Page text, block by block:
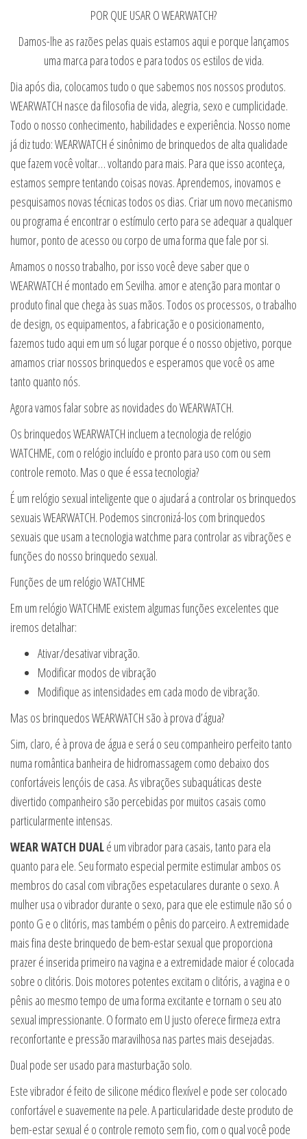
POR QUE USAR O WEARWATCH?
Damos-lhe as razões pelas quais estamos aqui e porque lançamos
uma marca para todos e para todos os estilos de vida.
Dia após dia, colocamos tudo o que sabemos nos nossos produtos.
WEARWATCH nasce da filosofia de vida, alegria, sexo e cumplicidade.
Todo o nosso conhecimento, habilidades e experiência. Nosso nome
já diz tudo: WEARWATCH é sinônimo de brinquedos de alta qualidade
que fazem você voltar… voltando para mais. Para que isso aconteça,
estamos sempre tentando coisas novas. Aprendemos, inovamos e
pesquisamos novas técnicas todos os dias. Criar um novo mecanismo
ou programa é encontrar o estímulo certo para se adequar a qualquer
humor, ponto de acesso ou corpo de uma forma que fale por si.
Amamos o nosso trabalho, por isso você deve saber que o
WEARWATCH é montado em Sevilha. amor e atenção para montar o
produto final que chega às suas mãos. Todos os processos, o trabalho
de design, os equipamentos, a fabricação e o posicionamento,
fazemos tudo aqui em um só lugar porque é o nosso objetivo, porque
amamos criar nossos brinquedos e esperamos que você os ame
tanto quanto nós.
Agora vamos falar sobre as novidades do WEARWATCH.
Os brinquedos WEARWATCH incluem a tecnologia de relógio
WATCHME, com o relógio incluído e pronto para uso com ou sem
controle remoto. Mas o que é essa tecnologia?
É um relógio sexual inteligente que o ajudará a controlar os brinquedos
sexuais WEARWATCH. Podemos sincronizá-los com brinquedos
sexuais que usam a tecnologia watchme para controlar as vibrações e
funções do nosso brinquedo sexual.
Funções de um relógio WATCHME
Em um relógio WATCHME existem algumas funções excelentes que
iremos detalhar:
Ativar/desativar vibração.
Modificar modos de vibração
Modifique as intensidades em cada modo de vibração.
Mas os brinquedos WEARWATCH são à prova d’água?
Sim, claro, é à prova de água e será o seu companheiro perfeito tanto
numa romântica banheira de hidromassagem como debaixo dos
confortáveis lençóis de casa. As vibrações subaquáticas deste
divertido companheiro são percebidas por muitos casais como
particularmente intensas.
WEAR WATCH DUALé um vibrador para casais, tanto para ela
quanto para ele. Seu formato especial permite estimular ambos os
membros do casal com vibrações espetaculares durante o sexo. A
mulher usa o vibrador durante o sexo, para que ele estimule não só o
ponto G e o clitóris, mas também o pênis do parceiro. A extremidade
mais fina deste brinquedo de bem-estar sexual que proporciona
prazer é inserida primeiro na vagina e a extremidade maior é colocada
sobre o clitóris. Dois motores potentes excitam o clitóris, a vagina e o
pênis ao mesmo tempo de uma forma excitante e tornam o seu ato
sexual impressionante. O formato em U justo oferece firmeza extra
reconfortante e pressão maravilhosa nas partes mais desejadas.
Dual pode ser usado para masturbação solo.
Este vibrador é feito de silicone médico flexível e pode ser colocado
confortável e suavemente na pele. A particularidade deste produto de
bem-estar sexual é o controle remoto sem fio, com o qual você pode